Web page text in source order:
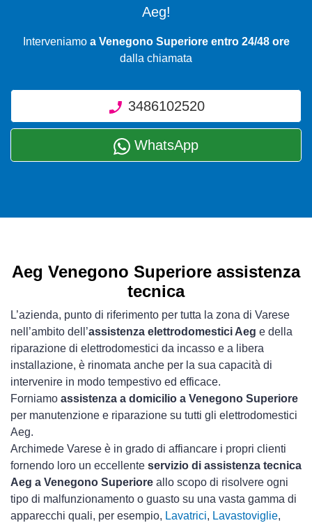
Aeg!
Interveniamo a Venegono Superiore entro 24/48 ore
dalla chiamata
3486102520
WhatsApp
Aeg Venegono Superiore assistenza
tecnica
L’azienda, punto di riferimento per tutta la zona di Varese
nell’ambito dell’assistenza elettrodomestici Aeg e della
riparazione di elettrodomestici da incasso e a libera
installazione, è rinomata anche per la sua capacità di
intervenire in modo tempestivo ed efficace.
Forniamo assistenza a domicilio a Venegono Superiore
per manutenzione e riparazione su tutti gli elettrodomestici
Aeg.
Archimede Varese è in grado di affiancare i propri clienti
fornendo loro un eccellente servizio di assistenza tecnica
Aeg a Venegono Superiore allo scopo di risolvere ogni
tipo di malfunzionamento o guasto su una vasta gamma di
apparecchi quali, per esempio, Lavatrici, Lavastoviglie,